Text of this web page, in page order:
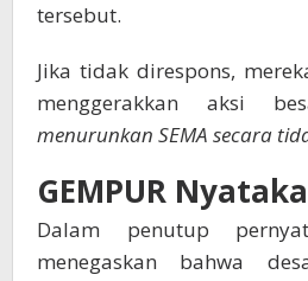
tersebut.
Jika tidak direspons,
menggerakkan aksi
menurunkan SEMA secara
GEMPUR
Dalam penutup
menegaskan bahwa